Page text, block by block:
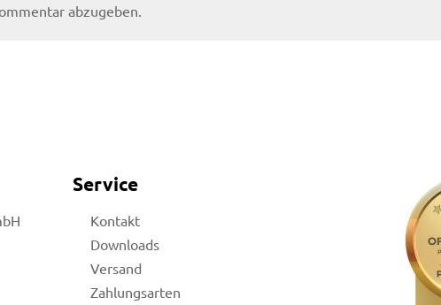
abzugeben.
Service
Kontakt
Downloads
Versand
Zahlungsarten